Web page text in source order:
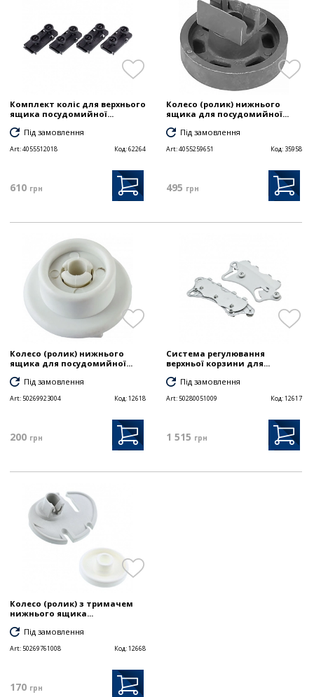
Комплект коліс для верхнього
ящика посудомийної...
Під замовлення
Art:4055512018 Код:62264
610 грн
Колесо (ролик) нижнього
ящика для посудомийної...
Під замовлення
Art:4055259651 Код: 35958
495 грн
Колесо (ролик) нижнього
ящика для посудомийної...
Під замовлення
Art:50269923004 Код:12618
200 грн
Система регулювання
верхньої корзини для...
Під замовлення
Art:50280051009 Код:12617
1 515 грн
Колесо (ролик) з тримачем
нижнього ящика...
Під замовлення
Art: 50269761008 Код:12668
170 грн